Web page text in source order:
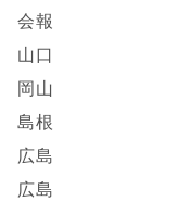
会報
山口
岡山
島根
広島
広島